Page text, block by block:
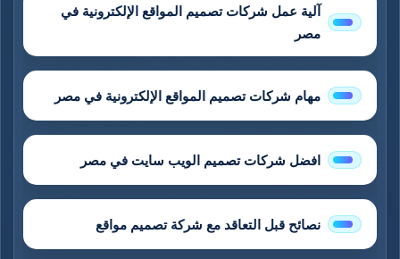
آلية عمل شركات تصميم المواقع الإلكترونية في
مصر
مهام شركات تصميم المواقع الإلكترونية في مصر
افضل شركات تصميم الويب سايت في مصر
نصائح قبل التعاقد مع شركة تصميم مواقع